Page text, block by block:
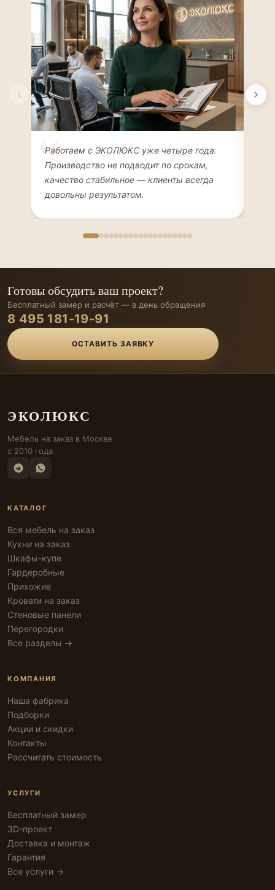
Елена Соколова
ДИЗАЙНЕР ИНТЕРЬЕРОВ
Работаем с ЭКОЛЮКС уже четыре года.
Производство не подводит по срокам,
качество стабильное — клиенты всегда
довольны результатом.
Готовы обсудить ваш проект?
Бесплатный замер и расчёт — в день обращения
8 495 181-19-91
ОСТАВИТЬ ЗАЯВКУ
ЭКОЛЮКС
Мебель на заказ в Москве
с 2010 года
КАТАЛОГ
Вся мебель на заказ
Кухни на заказ
Шкафы-купе
Гардеробные
Прихожие
Кровати на заказ
Стеновые панели
Перегородки
Все разделы →
КОМПАНИЯ
Наша фабрика
Подборки
Акции и скидки
Контакты
Рассчитать стоимость
УСЛУГИ
Бесплатный замер
3D-проект
Доставка и монтаж
Гарантия
Все услуги →